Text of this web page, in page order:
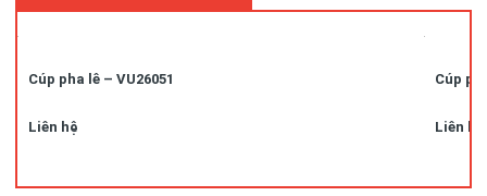
Cúp pha lê – VU26051
Liên hệ
Cúp
Liên hệ